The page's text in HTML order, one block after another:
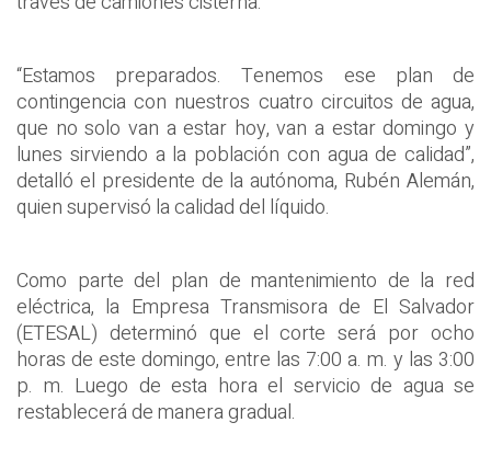
“Estamos preparados. Tenemos ese plan de
contingencia con nuestros cuatro circuitos de agua,
que no solo van a estar hoy, van a estar domingo y
lunes sirviendo a la población con agua de calidad”,
detalló el presidente de la autónoma, Rubén Alemán,
quien supervisó la calidad del líquido.
Como parte del plan de mantenimiento de la red
eléctrica, la Empresa Transmisora de El Salvador
(ETESAL) determinó que el corte será por ocho
horas de este domingo, entre las 7:00 a. m. y las 3:00
p. m. Luego de esta hora el servicio de agua se
restablecerá de manera gradual.